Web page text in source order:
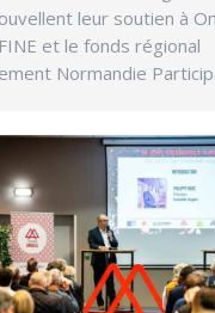
leur soutien à
et le fonds régional
Normandie